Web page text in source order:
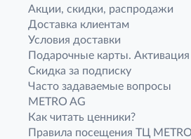
Акции, скидки, распродажи
Доставка клиентам
Условия доставки
Подарочные карты. Активация
Скидка за подписку
Часто задаваемые вопросы
METRO AG
Как читать ценники?
Правила посещения ТЦ METRO